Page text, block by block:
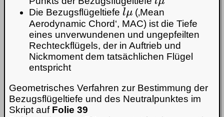
Die Bezugsflügeltiefe
lμ
(‚Mean
Aerodynamic Chord‘, MAC) ist die Tiefe
eines unverwundenen und ungepfeilten
Rechteckflügels, der in Auftrieb und
Nickmoment dem tatsächlichen Flügel
entspricht
Geometrisches Verfahren zur Bestimmung der
Bezugsflügeltiefe und des Neutralpunktes im
Skript auf Folie 39